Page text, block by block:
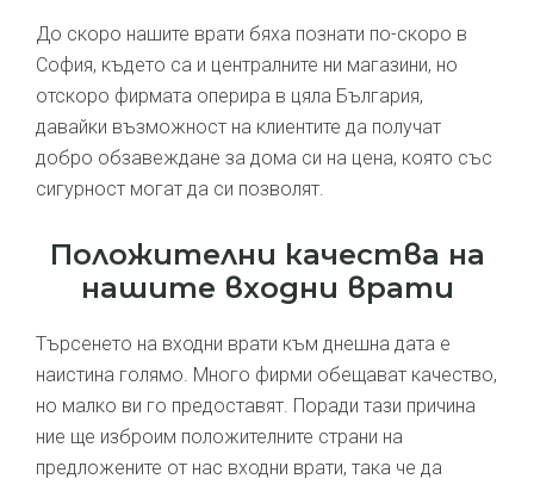
До скоро нашите врати бяха познати по-скоро в
София, където са и централните ни магазини, но
отскоро фирмата оперира в цяла България,
давайки възможност на клиентите да получат
добро обзавеждане за дома си на цена, която със
сигурност могат да си позволят.
Положителни качества на
нашите входни врати
Търсенето на входни врати към днешна дата е
наистина голямо. Много фирми обещават качество,
но малко ви го предоставят. Поради тази причина
ние ще изброим положителните страни на
предложените от нас входни врати, така че да